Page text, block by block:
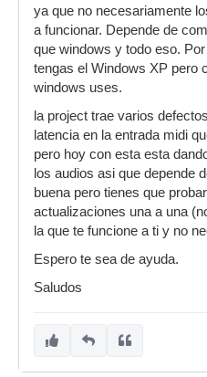
ya que no necesariamente
a funcionar. Depende de
que windows y todo eso.
tengas el Windows XP pero
windows uses.
la project trae varios
latencia en la entrada midi
pero hoy con esta esta
los audios asi que depende
buena pero tienes que
actualizaciones una a una
la que te funcione a ti y no
Espero te sea de ayuda.
Saludos